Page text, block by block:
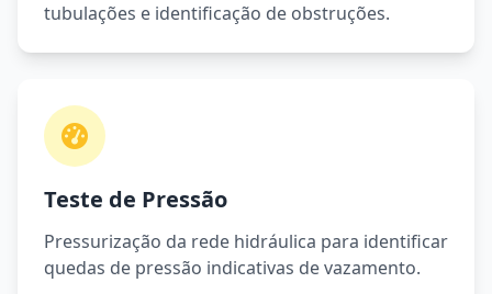
tubulações e identificação de obstruções.
Teste de Pressão
Pressurização da rede hidráulica para identificar
quedas de pressão indicativas de vazamento.